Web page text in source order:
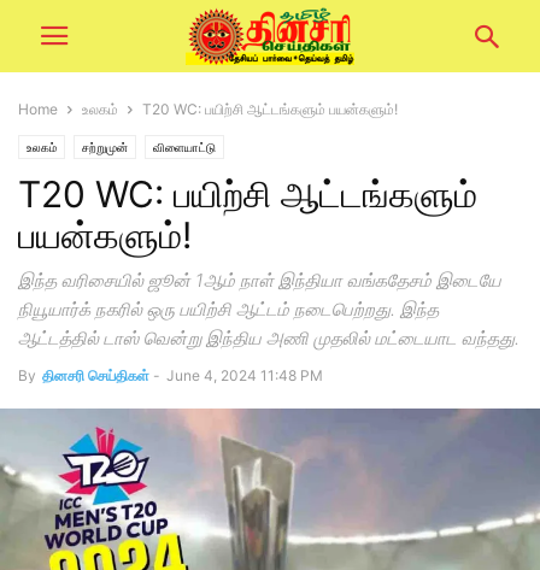
Home உலகம் T20 WC: பயிற்சி ஆட்டங்களும் பயன்களும்!
உலகம் சற்றுமுன் விளையாட்டு
T20 WC: பயிற்சி ஆட்டங்களும்
பயன்களும்!
இந்த வரிசையில் ஜூன் 1ஆம் நாள் இந்தியா வங்கதேசம் இடையே
நியூயார்க் நகரில் ஒரு பயிற்சி ஆட்டம் நடைபெற்றது. இந்த
ஆட்டத்தில் டாஸ் வென்று இந்திய அணி முதலில் மட்டையாட வந்தது.
By தினசரி செய்திகள் - June 4, 2024 11:48 PM